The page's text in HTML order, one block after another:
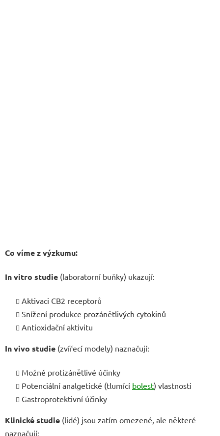
Co víme z výzkumu:
In vitro studie (laboratorní buňky) ukazují:
Aktivaci CB2 receptorů
Snížení produkce prozánětlivých cytokinů
Antioxidační aktivitu
In vivo studie (zvířecí modely) naznačují:
Možné protizánětlivé účinky
Potenciální analgetické (tlumící bolest) vlastnosti
Gastroprotektivní účinky
Klinické studie (lidé) jsou zatím omezené, ale některé
naznačují: